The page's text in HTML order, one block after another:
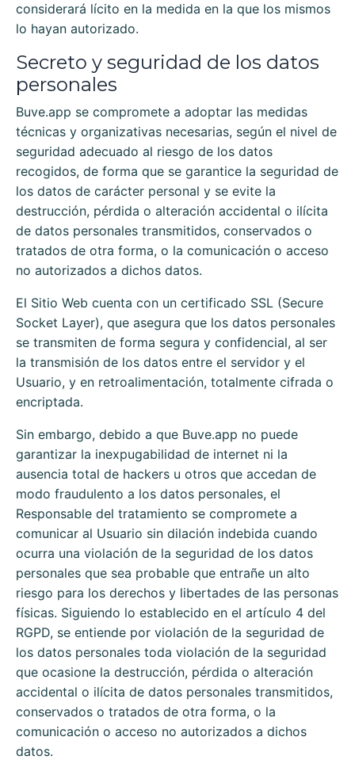
considerará lícito en la medida en la que los mismos
lo hayan autorizado.
Secreto y seguridad de los datos
personales
Buve.app se compromete a adoptar las medidas
técnicas y organizativas necesarias, según el nivel de
seguridad adecuado al riesgo de los datos
recogidos, de forma que se garantice la seguridad de
los datos de carácter personal y se evite la
destrucción, pérdida o alteración accidental o ilícita
de datos personales transmitidos, conservados o
tratados de otra forma, o la comunicación o acceso
no autorizados a dichos datos.
El Sitio Web cuenta con un certificado SSL (Secure
Socket Layer), que asegura que los datos personales
se transmiten de forma segura y confidencial, al ser
la transmisión de los datos entre el servidor y el
Usuario, y en retroalimentación, totalmente cifrada o
encriptada.
Sin embargo, debido a que Buve.app no puede
garantizar la inexpugabilidad de internet ni la
ausencia total de hackers u otros que accedan de
modo fraudulento a los datos personales, el
Responsable del tratamiento se compromete a
comunicar al Usuario sin dilación indebida cuando
ocurra una violación de la seguridad de los datos
personales que sea probable que entrañe un alto
riesgo para los derechos y libertades de las personas
físicas. Siguiendo lo establecido en el artículo 4 del
RGPD, se entiende por violación de la seguridad de
los datos personales toda violación de la seguridad
que ocasione la destrucción, pérdida o alteración
accidental o ilícita de datos personales transmitidos,
conservados o tratados de otra forma, o la
comunicación o acceso no autorizados a dichos
datos.